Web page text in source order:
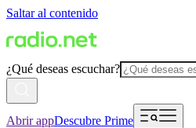
Saltar al contenido
¿Qué deseas escuchar?
Abrir appDescubre Prime